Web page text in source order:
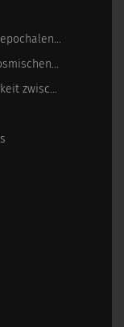
Venedig - Der Niedergang einer epochalen Macht
Neues Ägypten - Lebenswirklichkeit zwischen…